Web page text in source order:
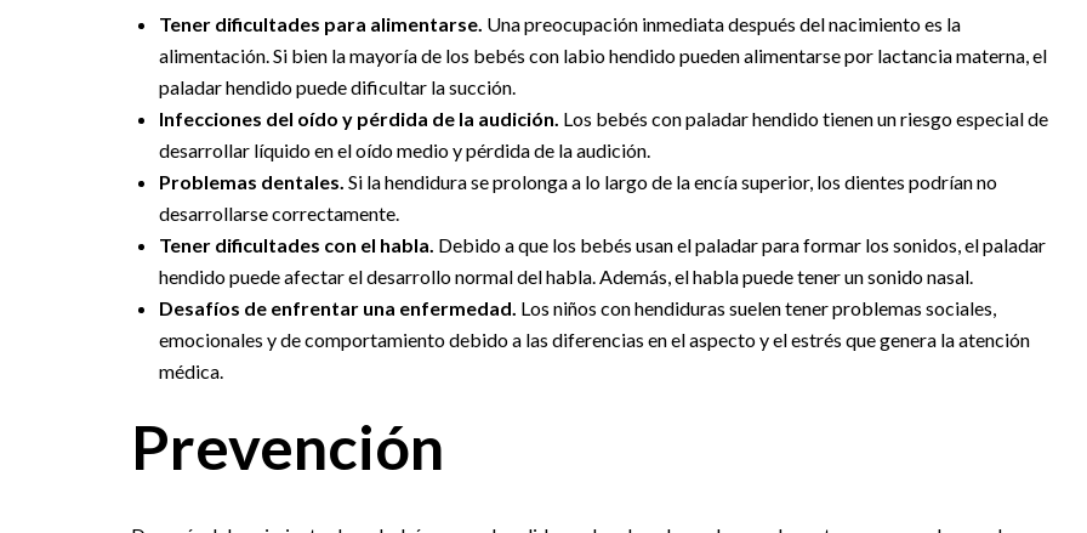
Tener dificultades para alimentarse. Una preocupación inmediata después del nacimiento es la
alimentación. Si bien la mayoría de los bebés con labio hendido pueden alimentarse por lactancia materna, el
paladar hendido puede dificultar la succión.
Infecciones del oído y pérdida de la audición. Los bebés con paladar hendido tienen un riesgo especial de
desarrollar líquido en el oído medio y pérdida de la audición.
Problemas dentales. Si la hendidura se prolonga a lo largo de la encía superior, los dientes podrían no
desarrollarse correctamente.
Tener dificultades con el habla. Debido a que los bebés usan el paladar para formar los sonidos, el paladar
hendido puede afectar el desarrollo normal del habla. Además, el habla puede tener un sonido nasal.
Desafíos de enfrentar una enfermedad. Los niños con hendiduras suelen tener problemas sociales,
emocionales y de comportamiento debido a las diferencias en el aspecto y el estrés que genera la atención
médica.
Prevención